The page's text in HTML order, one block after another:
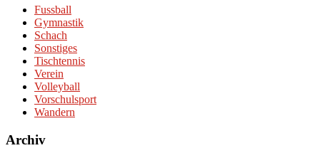
Fussball
Gymnastik
Schach
Sonstiges
Tischtennis
Verein
Volleyball
Vorschulsport
Wandern
Archiv